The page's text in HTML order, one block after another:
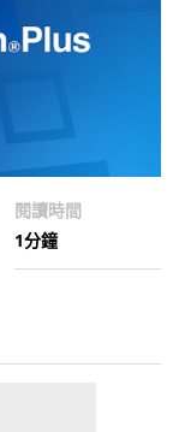
閱讀時間
1分鐘